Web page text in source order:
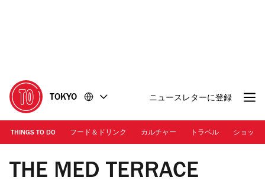
に
移
動
移
動
TOKYO ニュースレターに登録
THINGS TO DO フード＆ドリンク カルチャー トラベル ショッピ
Photo: Transit Holdings Co., Ltd.
THE MED TERRACE